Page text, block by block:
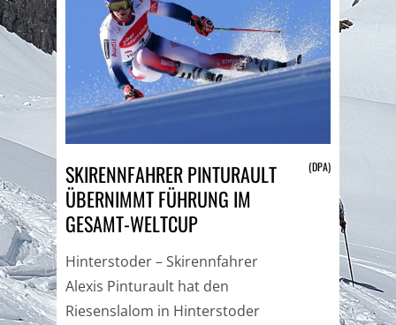
SKIRENNFAHRER PINTURAULT
ÜBERNIMMT FÜHRUNG IM
GESAMT-WELTCUP
(DPA)
Hinterstoder – Skirennfahrer
Alexis Pinturault hat den
Riesenslalom in Hinterstoder